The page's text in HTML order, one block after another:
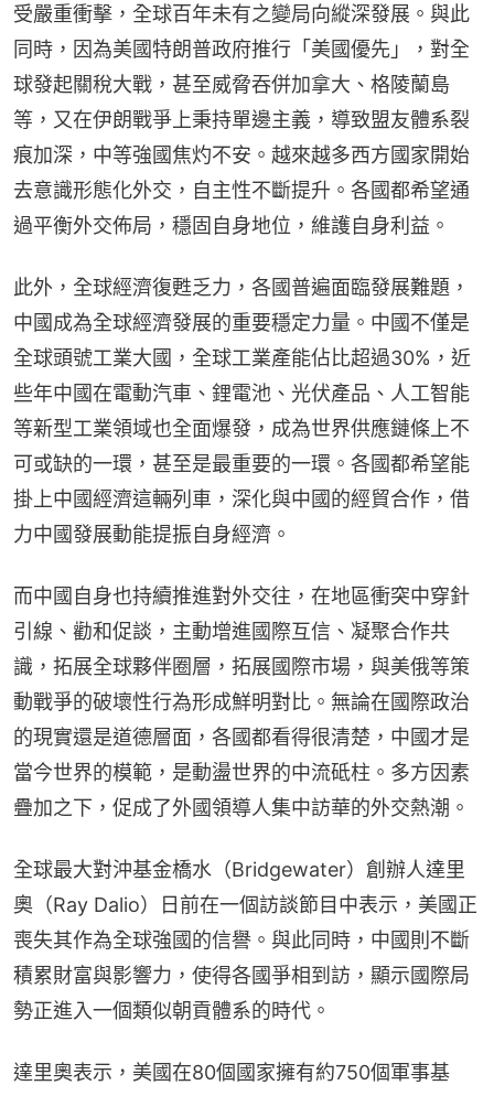
受嚴重衝擊，全球百年未有之變局向縱深發展。與此
同時，因為美國特朗普政府推行「美國優先」，對全
球發起關稅大戰，甚至威脅吞併加拿大、格陵蘭島
等，又在伊朗戰爭上秉持單邊主義，導致盟友體系裂
痕加深，中等強國焦灼不安。越來越多西方國家開始
去意識形態化外交，自主性不斷提升。各國都希望通
過平衡外交佈局，穩固自身地位，維護自身利益。
此外，全球經濟復甦乏力，各國普遍面臨發展難題，
中國成為全球經濟發展的重要穩定力量。中國不僅是
全球頭號工業大國，全球工業產能佔比超過30%，近
些年中國在電動汽車、鋰電池、光伏產品、人工智能
等新型工業領域也全面爆發，成為世界供應鏈條上不
可或缺的一環，甚至是最重要的一環。各國都希望能
掛上中國經濟這輛列車，深化與中國的經貿合作，借
力中國發展動能提振自身經濟。
而中國自身也持續推進對外交往，在地區衝突中穿針
引線、勸和促談，主動增進國際互信、凝聚合作共
識，拓展全球夥伴圈層，拓展國際市場，與美俄等策
動戰爭的破壞性行為形成鮮明對比。無論在國際政治
的現實還是道德層面，各國都看得很清楚，中國才是
當今世界的模範，是動盪世界的中流砥柱。多方因素
疊加之下，促成了外國領導人集中訪華的外交熱潮。
全球最大對沖基金橋水（Bridgewater）創辦人達里
奧（Ray Dalio）日前在一個訪談節目中表示，美國正
喪失其作為全球強國的信譽。與此同時，中國則不斷
積累財富與影響力，使得各國爭相到訪，顯示國際局
勢正進入一個類似朝貢體系的時代。
達里奧表示，美國在80個國家擁有約750個軍事基